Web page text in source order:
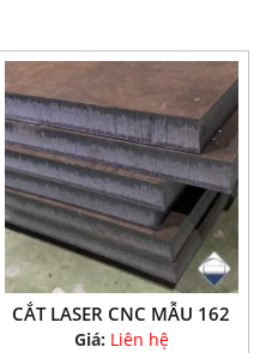
CẮT LASER CNC MẪU 162
Giá: Liên hệ